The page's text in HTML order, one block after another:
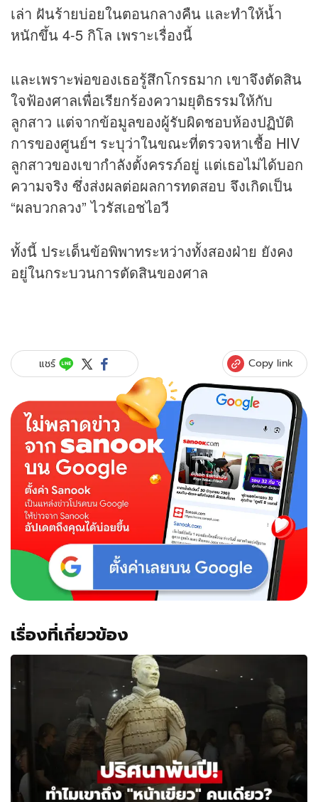
เล่า ฝันร้ายบ่อยในตอนกลางคืน และทำให้น้ำ
หนักขึ้น 4-5 กิโล เพราะเรื่องนี้
และเพราะพ่อของเธอรู้สึกโกรธมาก เขาจึงตัดสิน
ใจฟ้องศาลเพื่อเรียกร้องความยุติธรรมให้กับ
ลูกสาว แต่จากข้อมูลของผู้รับผิดชอบห้องปฏิบัติ
การของศูนย์ฯ ระบุว่าในขณะที่ตรวจหาเชื้อ HIV
ลูกสาวของเขากำลังตั้งครรภ์อยู่ แต่เธอไม่ได้บอก
ความจริง ซึ่งส่งผลต่อผลการทดสอบ จึงเกิดเป็น
“ผลบวกลวง” ไวรัสเอชไอวี
ทั้งนี้ ประเด็นข้อพิพาทระหว่างทั้งสองฝ่าย ยังคง
อยู่ในกระบวนการตัดสินของศาล
แชร์ Copy link
เรื่องที่เกี่ยวข้อง